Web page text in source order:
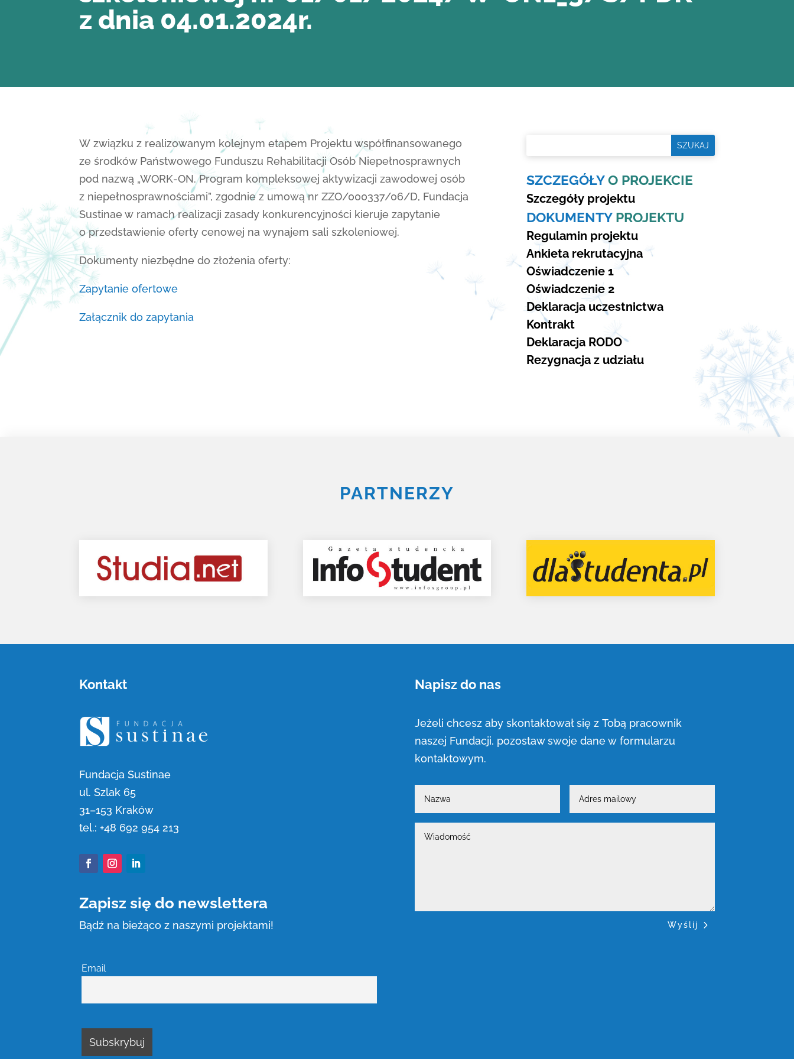
z dnia 04.01.2024r.
W związku z realizowanym kolejnym etapem Projektu współfinansowanego
ze środków Państwowego Funduszu Rehabilitacji Osób Niepełnosprawnych
pod nazwą „WORK-ON. Program kompleksowej aktywizacji zawodowej osób
z niepełnosprawnościami”, zgodnie z umową nr ZZO/000337/06/D, Fundacja
Sustinae w ramach realizacji zasady konkurencyjności kieruje zapytanie
o przedstawienie oferty cenowej na wynajem sali szkoleniowej.
Dokumenty niezbędne do złożenia oferty:
Zapytanie ofertowe
Załącznik do zapytania
for...
SZCZEGÓŁYO PROJEKCIE
Szczegóły projektu
DOKUMENTYPROJEKTU
Regulamin projektu
Ankieta rekrutacyjna
Oświadczenie 1
Oświadczenie 2
Deklaracja uczestnictwa
Kontrakt
Deklaracja RODO
Rezygnacja z udziału
PARTNERZY
Kontakt
Fundacja Sustinae
ul. Szlak 65
31–153 Kraków
tel.: +48 692 954 213
Zapisz się do newslettera
Bądź na bieżąco z naszymi projektami!
Email
Napisz do nas
Jeżeli chcesz aby skontaktował się z Tobą pracownik
naszej Fundacji, pozostaw swoje dane w formularzu
kontaktowym.
mailowy
Wyślij